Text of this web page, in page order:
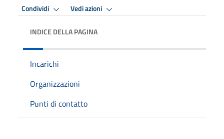
Condividi Vedi azioni
INDICE DELLA PAGINA
Incarichi
Organizzazioni
Punti di contatto